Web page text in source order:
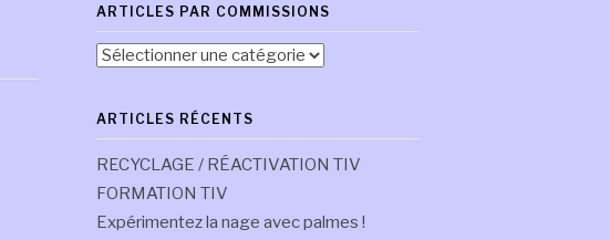
ARTICLES PAR COMMISSIONS
Articles
ARTICLES RÉCENTS
RECYCLAGE / RÉACTIVATION TIV
FORMATION TIV
Expérimentez la nage avec palmes !